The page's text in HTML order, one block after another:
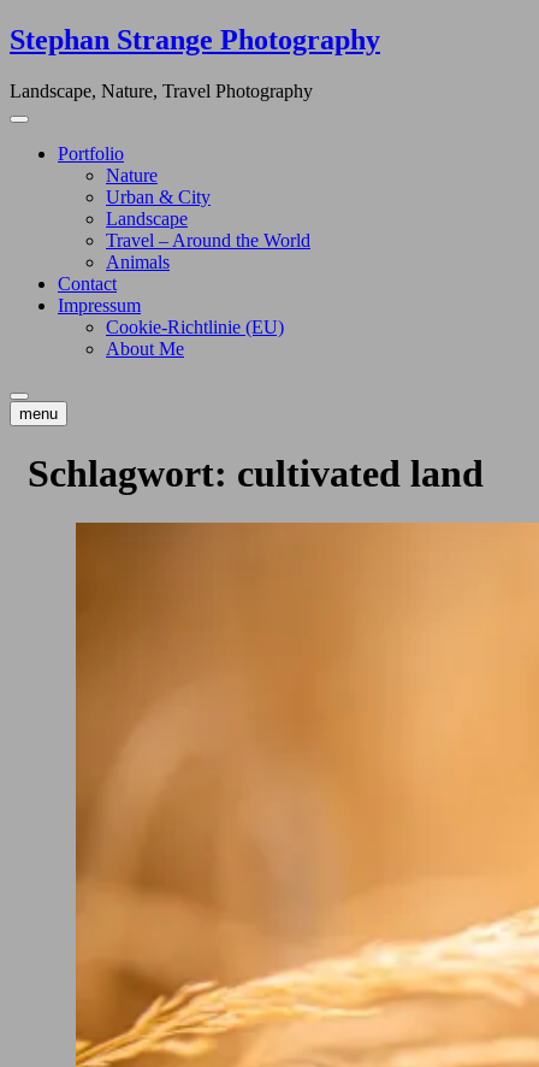
Skip
to
Stephan Strange Photography
Landscape, Nature, Travel Photography
Portfolio
Nature
Urban & City
Landscape
Travel – Around the World
Animals
Contact
Impressum
Cookie-Richtlinie (EU)
About Me
menu
Schlagwort: cultivated land